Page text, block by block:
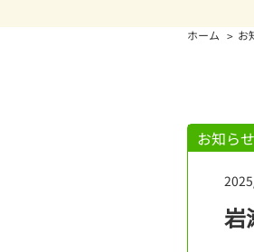
ホーム お
お知らせ
岩